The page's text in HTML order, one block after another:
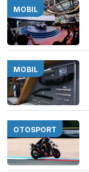
MOBIL
MOBIL
OTOSPORT